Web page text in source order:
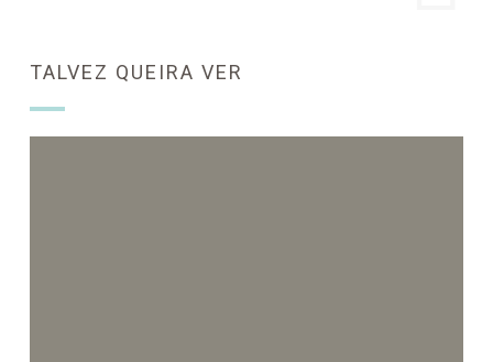
TALVEZ QUEIRA VER